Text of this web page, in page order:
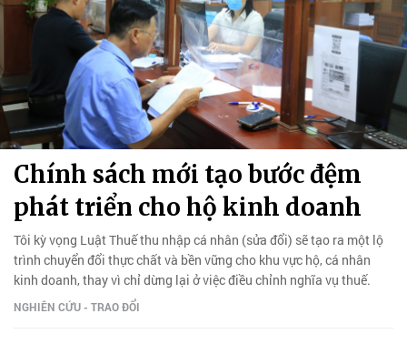
Chính sách mới tạo bước đệm
phát triển cho hộ kinh doanh
Tôi kỳ vọng Luật Thuế thu nhập cá nhân (sửa đổi) sẽ tạo ra một lộ
trình chuyển đổi thực chất và bền vững cho khu vực hộ, cá nhân
kinh doanh, thay vì chỉ dừng lại ở việc điều chỉnh nghĩa vụ thuế.
NGHIÊN CỨU - TRAO ĐỔI